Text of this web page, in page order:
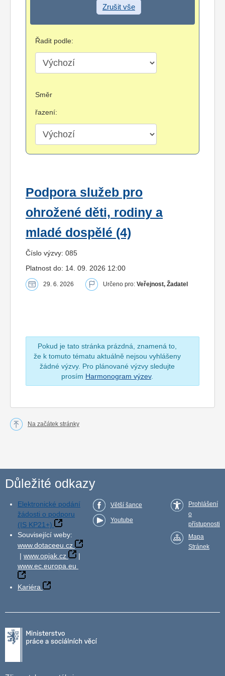
Zrušit vše
Řadit podle:
Směr
řazení:
Podpora služeb pro
ohrožené děti, rodiny a
mladé dospělé (4)
Číslo výzvy: 085
Platnost do: 14. 09. 2026 12:00
29. 6. 2026 Určeno pro: Veřejnost, Žadatel
Pokud je tato stránka prázdná, znamená to,
že k tomuto tématu aktuálně nejsou vyhlášeny
žádné výzvy. Pro plánované výzvy sledujte
prosím Harmonogram výzev.
Na začátek stránky
Důležité odkazy
Elektronické podání
žádosti o podporu
(IS KP21+)
Související weby:
www.dotaceeu.cz
| www.opjak.cz
|
www.ec.europa.eu
Kariéra
Větší šance
Youtube
Prohlášení
o
přístupnosti
Mapa
Stránek